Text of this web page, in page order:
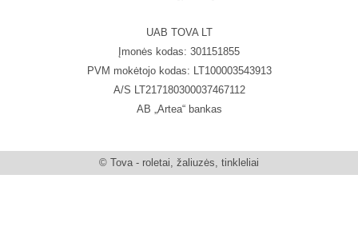
UAB TOVA LT
Įmonės kodas: 301151855
PVM mokėtojo kodas: LT100003543913
A/S LT217180300037467112
AB „Artea“ bankas
© Tova - roletai, žaliuzės, tinkleliai